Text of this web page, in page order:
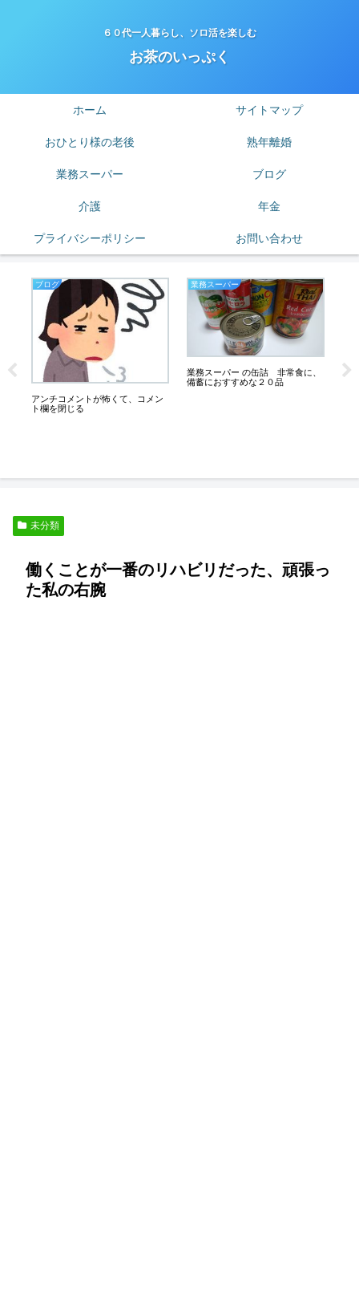
６０代一人暮らし、ソロ活を楽しむ
お茶のいっぷく
ホーム サイトマップ
おひとり様の老後 熟年離婚
業務スーパー ブログ
介護 年金
プライバシーポリシー お問い合わせ
ブログ
アンチコメントが怖くて、コメン
ト欄を閉じる
業務スーパー
業務スーパー の缶詰 非常食に、
備蓄におすすめな２０品
未分類
働くことが一番のリハビリだった、頑張っ
た私の右腕